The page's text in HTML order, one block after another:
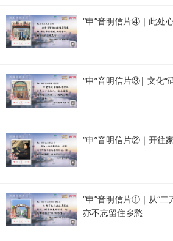
“申”音明信片④｜此处
“申”音明信片③| 文化“
“申”音明信片②｜开往
“申”音明信片①｜从“二
亦不忘留住乡愁